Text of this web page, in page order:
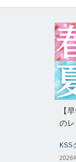
【
の
KSS
2026